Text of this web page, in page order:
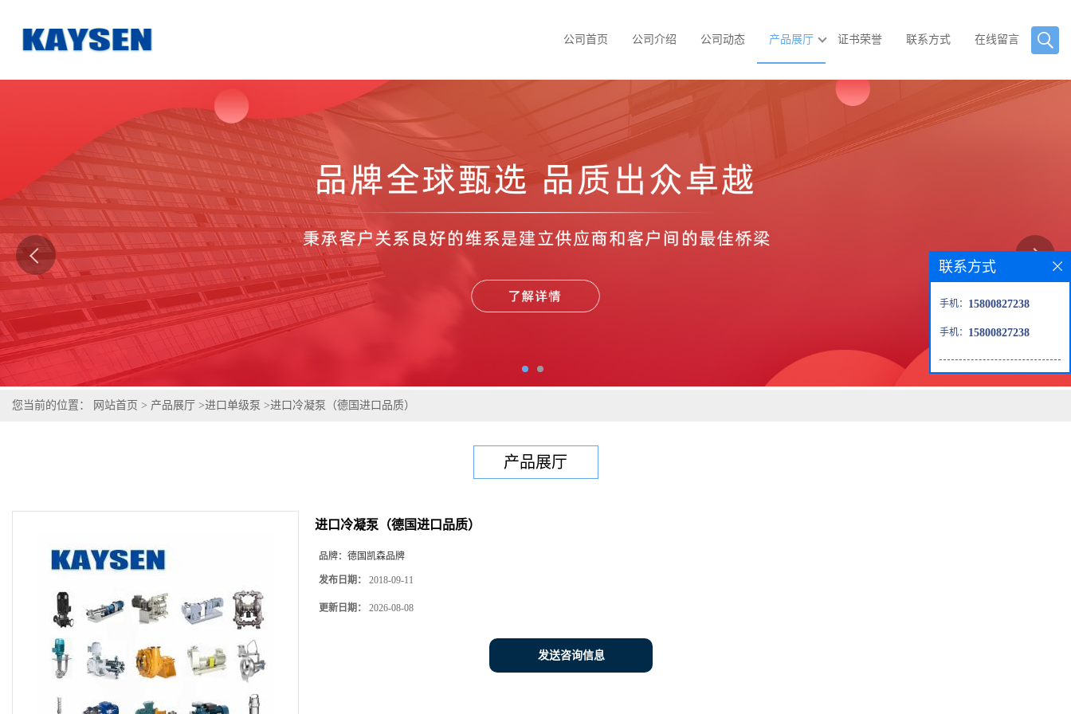
公司首页 公司介绍 公司动态 产品展厅 证书荣誉 联系方式 在线留言
您当前的位置： 网站首页 > 产品展厅 >进口单级泵 >进口冷凝泵（德国进口品质）
产品展厅
进口冷凝泵（德国进口品质）
品牌： 德国凯森品牌
发布日期： 2018-09-11
更新日期： 2026-08-08
发送咨询信息
联系方式
手机： 15800827238
手机： 15800827238